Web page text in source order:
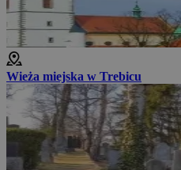
Wieża miejska w Trebicu